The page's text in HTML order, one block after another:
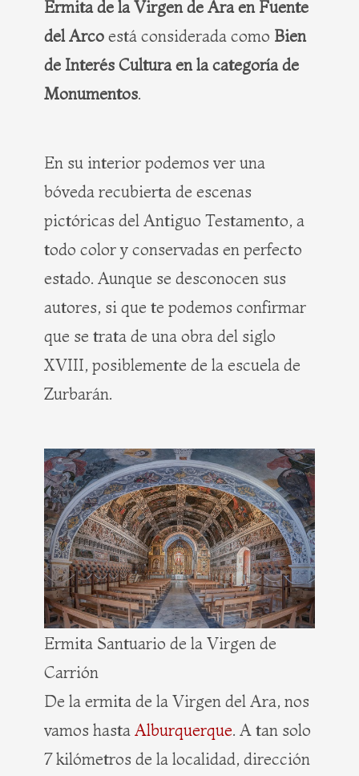
Ermita de la Virgen de Ara en Fuente
del Arco está considerada como Bien
de Interés Cultura en la categoría de
Monumentos.
En su interior podemos ver una
bóveda recubierta de escenas
pictóricas del Antiguo Testamento, a
todo color y conservadas en perfecto
estado. Aunque se desconocen sus
autores, si que te podemos confirmar
que se trata de una obra del siglo
XVIII, posiblemente de la escuela de
Zurbarán.
Ermita Santuario de la Virgen de
Carrión
De la ermita de la Virgen del Ara, nos
vamos hasta Alburquerque. A tan solo
7 kilómetros de la localidad, dirección